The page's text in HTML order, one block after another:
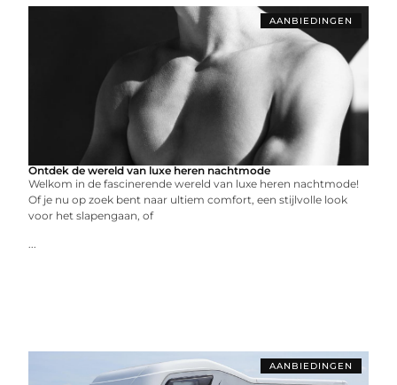
AANBIEDINGEN
Ontdek de wereld van luxe heren nachtmode
Welkom in de fascinerende wereld van luxe heren nachtmode!
Of je nu op zoek bent naar ultiem comfort, een stijlvolle look
voor het slapengaan, of
...
AANBIEDINGEN